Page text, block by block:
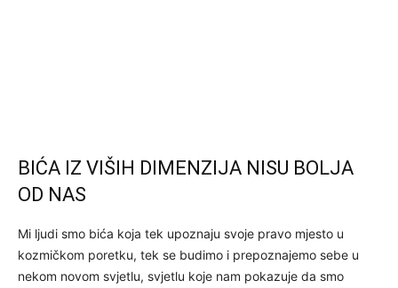
BIĆA IZ VIŠIH DIMENZIJA NISU BOLJA
OD NAS
Mi ljudi smo bića koja tek upoznaju svoje pravo mjesto u
kozmičkom poretku, tek se budimo i prepoznajemo sebe u
nekom novom svjetlu, svjetlu koje nam pokazuje da smo